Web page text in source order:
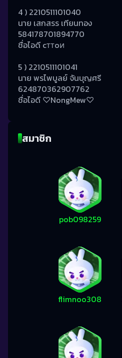
นาย เสกสรร เทียนทอง
584178701894770
ชื่อไอดี cттoи
5 ) 2210511101041
นาย พรไพบูลย์ จันบุญศรี
624870362907762
ชื่อไอดี ♡NongMew♡
สมาชิก
pob098259
flimnoo308